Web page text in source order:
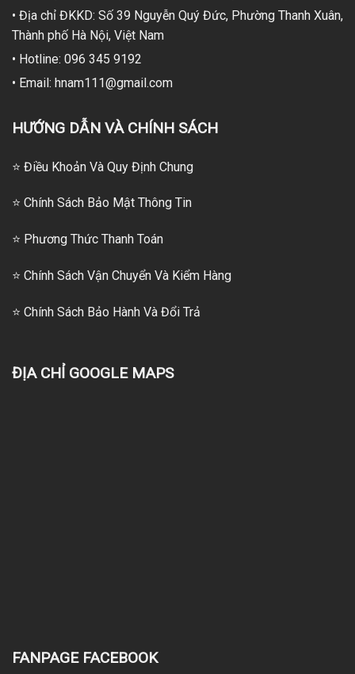
• Địa chỉ ĐKKD: Số 39 Nguyễn Quý Đức, Phường Thanh Xuân,
Thành phố Hà Nội, Việt Nam
• Hotline: 096 345 9192
• Email: hnam111@gmail.com
HƯỚNG DẪN VÀ CHÍNH SÁCH
⭐ Điều Khoản Và Quy Định Chung
⭐ Chính Sách Bảo Mật Thông Tin
⭐ Phương Thức Thanh Toán
⭐ Chính Sách Vận Chuyển Và Kiểm Hàng
⭐ Chính Sách Bảo Hành Và Đổi Trả
ĐỊA CHỈ GOOGLE MAPS
FANPAGE FACEBOOK